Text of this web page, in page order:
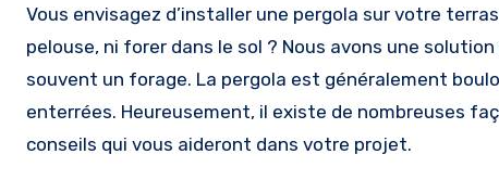
Vous envisagez d’installer une pergola sur votre terrasse, et de créer une oasis en plein air, sans vouloir détruire votre
pelouse, ni forer dans le sol ? Nous avons une
souvent un forage. La pergola est généralement
enterrées. Heureusement, il existe de nombreuses
conseils qui vous aideront dans votre projet.